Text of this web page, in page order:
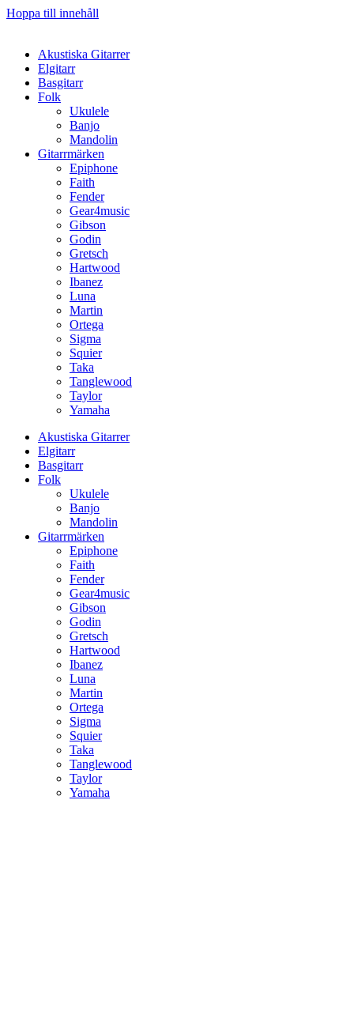
Hoppa till innehåll
Akustiska Gitarrer
Elgitarr
Basgitarr
Folk
Ukulele
Banjo
Mandolin
Gitarrmärken
Epiphone
Faith
Fender
Gear4music
Gibson
Godin
Gretsch
Hartwood
Ibanez
Luna
Martin
Ortega
Sigma
Squier
Taka
Tanglewood
Taylor
Yamaha
Akustiska Gitarrer
Elgitarr
Basgitarr
Folk
Ukulele
Banjo
Mandolin
Gitarrmärken
Epiphone
Faith
Fender
Gear4music
Gibson
Godin
Gretsch
Hartwood
Ibanez
Luna
Martin
Ortega
Sigma
Squier
Taka
Tanglewood
Taylor
Yamaha